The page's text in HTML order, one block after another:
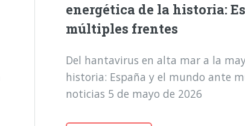
energética de la historia:
múltiples frentes
Del hantavirus en alta mar a la
historia: España y el mundo ante
noticias 5 de mayo de 2026